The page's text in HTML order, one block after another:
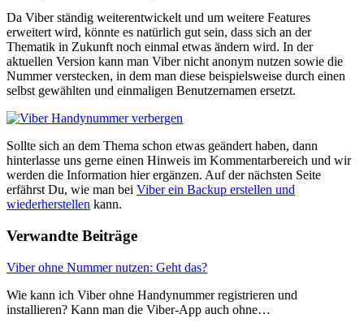
Da Viber ständig weiterentwickelt und um weitere Features
erweitert wird, könnte es natürlich gut sein, dass sich an der
Thematik in Zukunft noch einmal etwas ändern wird. In der
aktuellen Version kann man Viber nicht anonym nutzen sowie die
Nummer verstecken, in dem man diese beispielsweise durch einen
selbst gewählten und einmaligen Benutzernamen ersetzt.
Sollte sich an dem Thema schon etwas geändert haben, dann
hinterlasse uns gerne einen Hinweis im Kommentarbereich und wir
werden die Information hier ergänzen. Auf der nächsten Seite
erfährst Du, wie man bei Viber ein Backup erstellen und
wiederherstellen kann.
Verwandte Beiträge
Viber ohne Nummer nutzen: Geht das?
Wie kann ich Viber ohne Handynummer registrieren und
installieren? Kann man die Viber-App auch ohne…